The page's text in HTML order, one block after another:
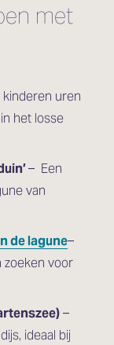
met
uren
het losse
–  Een
van
de lagune–
zoeken voor
–
ideaal bij